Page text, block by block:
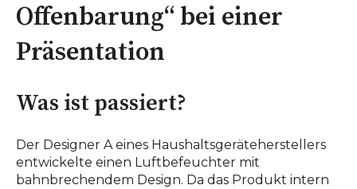
Offenbarung“ bei einer
Präsentation
Was ist passiert?
Der Designer A eines Haushaltsgeräteherstellers
entwickelte einen Luftbefeuchter mit
bahnbrechendem Design. Da das Produkt intern